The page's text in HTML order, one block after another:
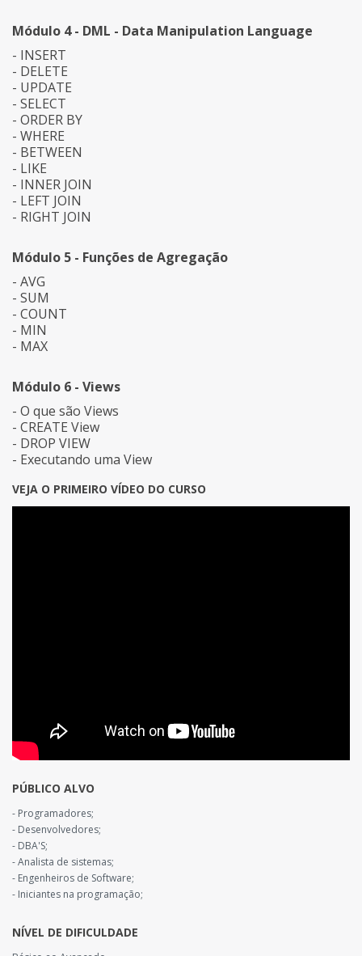
Módulo 4 - DML - Data Manipulation Language
- INSERT
- DELETE
- UPDATE
- SELECT
- ORDER BY
- WHERE
- BETWEEN
- LIKE
- INNER JOIN
- LEFT JOIN
- RIGHT JOIN
Módulo 5 - Funções de Agregação
- AVG
- SUM
- COUNT
- MIN
- MAX
Módulo 6 - Views
- O que são Views
- CREATE View
- DROP VIEW
- Executando uma View
VEJA O PRIMEIRO VÍDEO DO CURSO
PÚBLICO ALVO
- Programadores;
- Desenvolvedores;
- DBA'S;
- Analista de sistemas;
- Engenheiros de Software;
- Iniciantes na programação;
NÍVEL DE DIFICULDADE